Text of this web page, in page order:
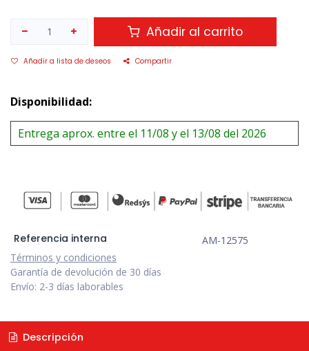
Añadir al carrito
Añadir a lista de deseos Compartir
Disponibilidad:
Entrega aprox. entre el 11/08 y el 13/08 del 2026
Referencia interna
AM-12575
Términos y condiciones
Garantía de devolución de 30 días
Envío: 2-3 días laborables
Descripción